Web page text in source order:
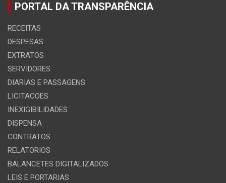
PORTAL DA TRANSPARÊNCIA
RECEITAS
DESPESAS
EXTRATOS
SERVIDORES
DIARIAS E PASSAGENS
LICITACOES
INEXIGIBILIDADES
DISPENSA
CONTRATOS
RELATORIOS
BALANCETES DIGITALIZADOS
LEIS E PORTARIAS